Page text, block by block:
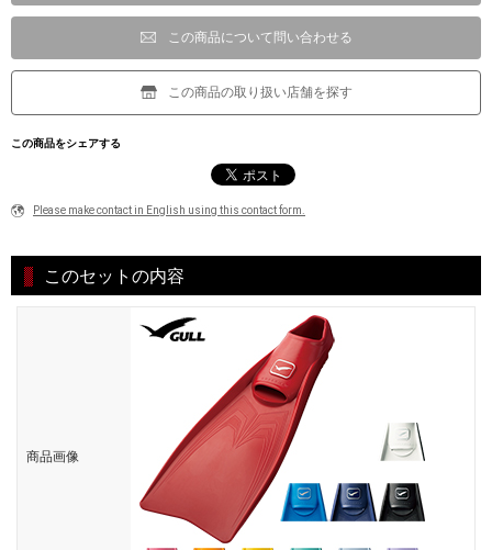
この商品について問い合わせる
この商品の取り扱い店舗を探す
この商品をシェアする
Please make contact in English using this contact form.
このセットの内容
商品画像